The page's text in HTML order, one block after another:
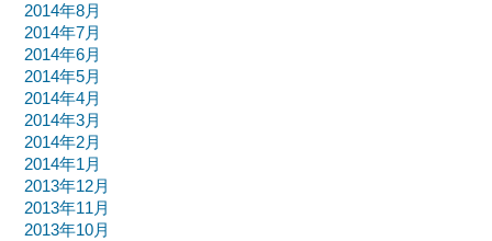
2014年8月
2014年7月
2014年6月
2014年5月
2014年4月
2014年3月
2014年2月
2014年1月
2013年12月
2013年11月
2013年10月